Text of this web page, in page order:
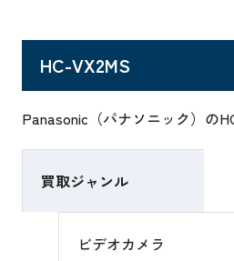
HC-VX2MS
Panasonic（パナソニック）の
買取ジャンル
ビデオカメラ